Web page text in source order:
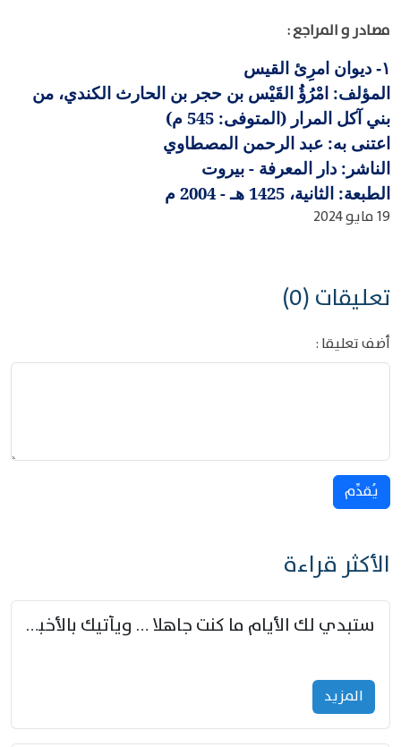
مصادر و المراجع :
١-
ديوان امرِئ القيس
المؤلف: امْرُؤُ القَيْس بن حجر بن الحارث الكندي، من
بني آكل المرار (المتوفى: 545 م)
اعتنى به: عبد الرحمن المصطاوي
الناشر: دار المعرفة - بيروت
الطبعة: الثانية، 1425 هـ - 2004 م
19 مايو 2024
تعليقات (0)
أضف تعليقا :
يُقدِّم
الأكثر قراءة
ستبدي لك الأيام ما كنت جاهلا … ويأتيك بالأخبار من لم تزوّد
المزید